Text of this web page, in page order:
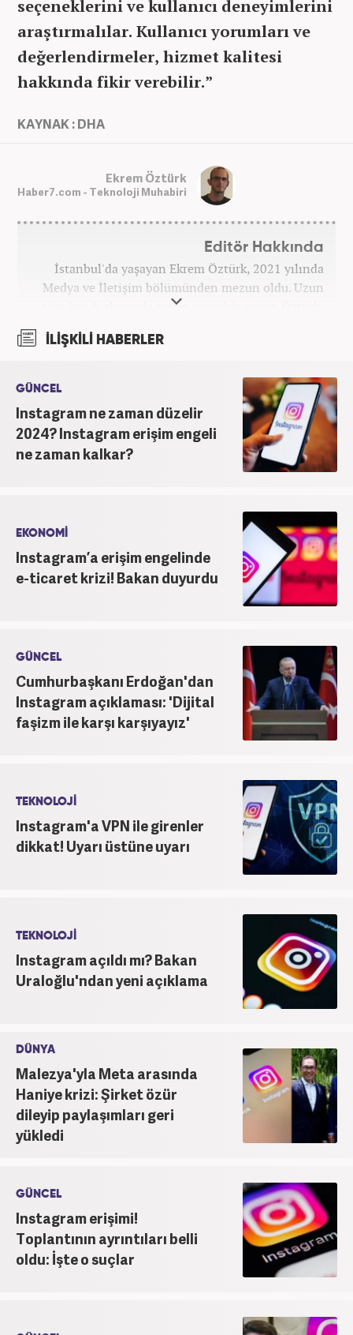
seçeneklerini ve kullanıcı deneyimlerini
araştırmalılar. Kullanıcı yorumları ve
değerlendirmeler, hizmet kalitesi
hakkında fikir verebilir.​”
KAYNAK : DHA
Ekrem Öztürk
Haber7.com - Teknoloji Muhabiri
Editör Hakkında
İstanbul'da yaşayan Ekrem Öztürk, 2021 yılında
Medya ve İletişim bölümünden mezun oldu. Uzun
süre kendi alanında metin yazarlığı yapan Öztürk,
şu an Haber7.com'da "Muhabir - Editör" olarak görev
yapmaktadır. Ayrıca günümüz insan ilişkilerinde
inanmakta ve bu değerleri meslek hayatında da ön
planda tutmaktadır.
İLİŞKİLİ HABERLER
GÜNCEL
Instagram ne zaman düzelir
2024? Instagram erişim engeli
ne zaman kalkar?
EKONOMİ
Instagram’a erişim engelinde
e-ticaret krizi! Bakan duyurdu
GÜNCEL
Cumhurbaşkanı Erdoğan'dan
Instagram açıklaması: 'Dijital
faşizm ile karşı karşıyayız'
TEKNOLOJİ
Instagram'a VPN ile girenler
dikkat! Uyarı üstüne uyarı
TEKNOLOJİ
Instagram açıldı mı? Bakan
Uraloğlu'ndan yeni açıklama
DÜNYA
Malezya'yla Meta arasında
Haniye krizi: Şirket özür
dileyip paylaşımları geri
yükledi
GÜNCEL
Instagram erişimi!
Toplantının ayrıntıları belli
oldu: İşte o suçlar